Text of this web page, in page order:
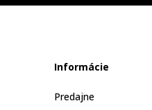
Informácie
Predajne